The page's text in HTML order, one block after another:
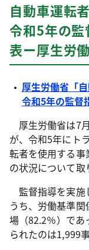
自動車運転
令和5年の
表ー厚生労
厚生労働省「
令和5年の監督
厚生労働省は7
が、令和5年にト
転者を使用する
の状況について取
監督指導を実施
うち、労働基準
場（82.2％）であ
られたのは1,999